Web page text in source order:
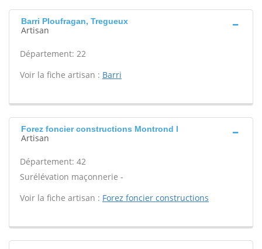
Barri Ploufragan, Tregueux
Artisan
Département: 22
Voir la fiche artisan : Barri
Forez foncier constructions Montrond l
Artisan
Département: 42
Surélévation maçonnerie -
Voir la fiche artisan : Forez foncier constructions